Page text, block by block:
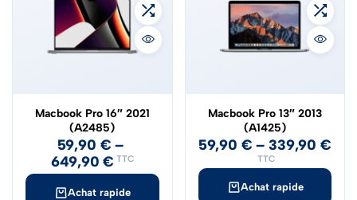
Achat rapide
Macbook Pro 16″ 2021
(A2485)
59,90 € –
649,90€ TTC
Achat rapide
Macbook Pro 13″ 2013
(A1425)
59,90 € –339,90 €
TTC